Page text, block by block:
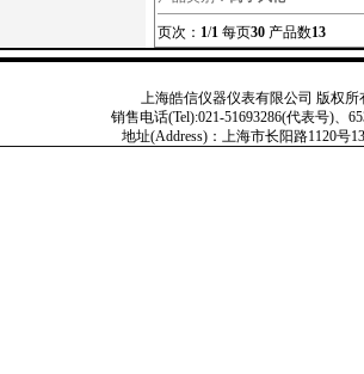
博-九寨沟-宁夏-绵阳-云南-
州-宜兴-江阴-南通-扬州-上
页次： 1/1 每页30 产品数13
上海皓信仪器仪表有限公司 版权所
销售电话(Tel):021-51693286(代表号)、
地址(Address)：上海市长阳路1120号